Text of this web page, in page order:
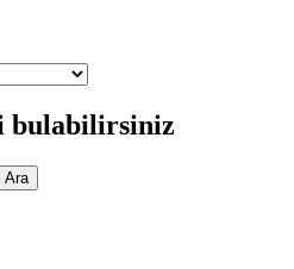
bulabilirsiniz